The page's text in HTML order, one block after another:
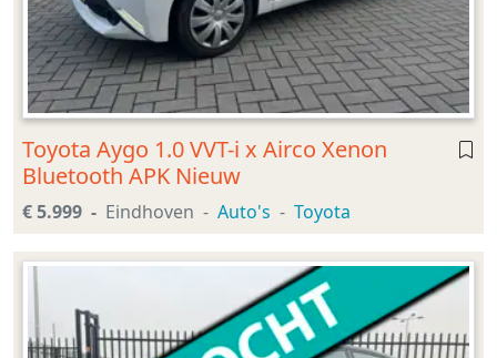
Toyota Aygo 1.0 VVT-i x Airco Xenon
Bluetooth APK Nieuw
€ 5.999 Eindhoven Auto's Toyota